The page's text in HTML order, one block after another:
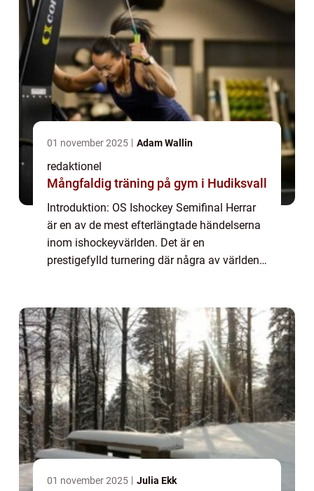
01 november 2025 Adam Wallin
redaktionel
Mångfaldig träning på gym i Hudiksvall
Introduktion: OS Ishockey Semifinal Herrar
är en av de mest efterlängtade händelserna
inom ishockeyvärlden. Det är en
prestigefylld turnering där några av världens
kom...
01 november 2025 Julia Ekk